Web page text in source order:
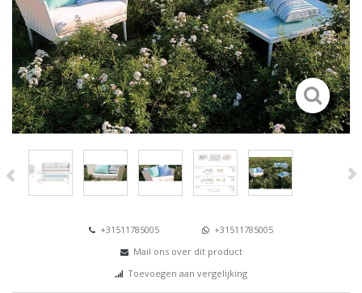
+31511785005
+31511785005
Mail ons over dit product
Toevoegen aan vergelijking